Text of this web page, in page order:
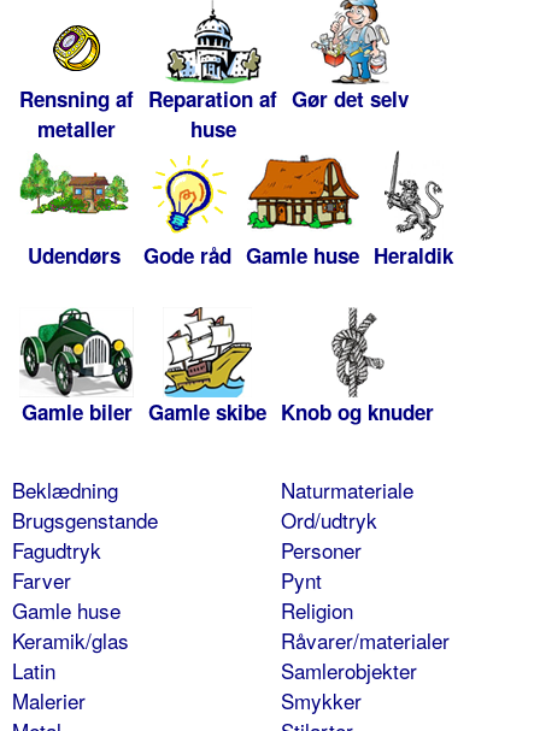
Rensning af
metaller
Reparation af
huse
Gør det selv
Udendørs Gode råd Gamle huse Heraldik
Gamle biler Gamle skibe Knob og knuder
Beklædning
Brugsgenstande
Fagudtryk
Farver
Gamle huse
Keramik/glas
Latin
Malerier
Naturmateriale
Ord/udtryk
Personer
Pynt
Religion
Råvarer/materialer
Samlerobjekter
Smykker